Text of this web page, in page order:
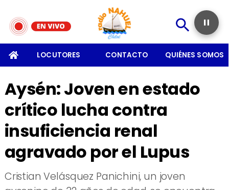
LOCUTORES CONTACTO QUIÉNES SOMOS
Aysén: Joven en estado
crítico lucha contra
insuficiencia renal
agravado por el Lupus
Cristian Velásquez Panichini, un joven